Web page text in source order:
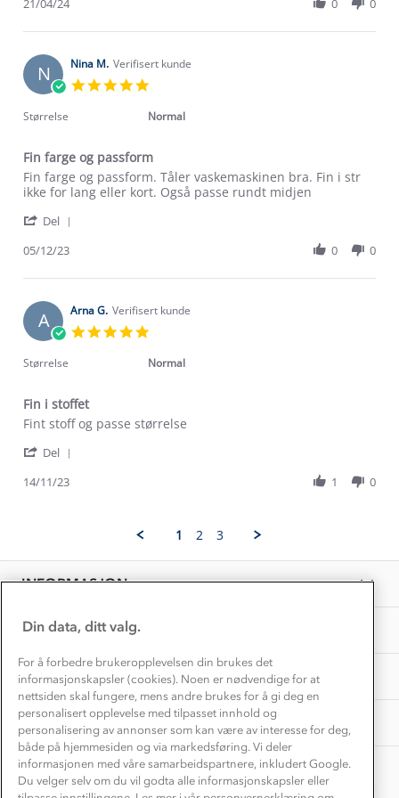
on
Apr
god!
Vilde
on
21
Apr
21/04/24 0 0
N Nina M. Verifisert kunde
rating
Størrelse Normal
Fin farge og passform
Review
by
M.
5
2023
review
stating
farge
passform
Fin farge og passform. Tåler vaskemaskinen bra. Fin i str
ikke for lang eller kort. Også passe rundt midjen
Del
Nina
on
5
Dec
05/12/23 0 0
A Arna G. Verifisert kunde
rating
Størrelse Normal
Fin i stoffet
Review
Arna
on
review
Fin
stoffet
Fint stoff og passe størrelse
Del
14
2023
14/11/23 1 0
1 2 3
INFORMASJON
Konkurransevinnere
Kundeklubb
Bedrift, barnehage og SFO
Presse
OM OSS
Om Stormberg
Klima og miljø
Etisk handel
Dyreetikk
1% til samfunnet
Samarbeide med oss?
TIPS OG RÅD
Trelagsprinsippet barn
Dette trenger du til barnehagen
Gravidklær
Hvordan velge riktig turtøy?
Store størrelser
Turmat oppskrifter
Beredskap
AKTIVITETER
Norgesferie 🇳🇴
Få turinspirasjon og tips her⛰
Overnatte utendørs⛺
Leirskole 🥾
Barnehageansatt
Tips til hyttetur
Din data, ditt valg.
For å forbedre brukeropplevelsen din brukes det
informasjonskapsler (cookies). Noen er nødvendige for at
nettsiden skal fungere, mens andre brukes for å gi deg en
personalisert opplevelse med tilpasset innhold og
personalisering av annonser som kan være av interesse for deg,
både på hjemmesiden og via markedsføring. Vi deler
informasjonen med våre samarbeidspartnere, inkludert Google.
Du velger selv om du vil godta alle informasjonskapsler eller